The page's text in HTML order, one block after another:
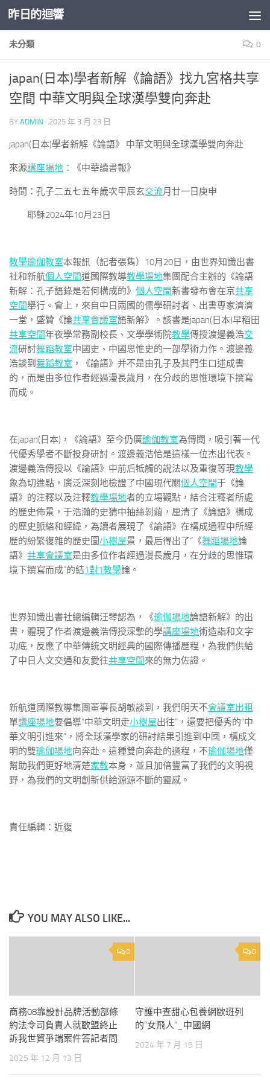
Skip to content
昨日的迴響
未分類 0
japan(日本)學者新解《論語》找九宮格共享
空間 中華文明與全球漢學雙向奔赴
BY ADMIN · 2025 年 3 月 23 日
japan(日本)學者新解《論語》 中華文明與全球漢學雙向奔赴
來源講座場地 ：《中華讀書報》
時間：孔子二五七五年歲次甲辰玄交流月廿一日庚申
耶穌2024年10月23日
教學瑜伽教室本報訊（記者張雋）
10月20日，由世界知識出書
社和新航個人空間道國際教導教學場地集團配合主辦的《論語
新解：孔子語錄是若何構成的》 個人空間新書發布會在京共享
空間舉行。會上，來自中日兩國的儒學研討者、出書專家濟濟
一堂，盛贊《論共享會議室語新解》。該書是japan(日本)早稻田
共享空間年夜學常務副校長、文學學術院教學傳授渡邊義浩交
流研討舞蹈教室中國史、中國思惟史的一部學術力作。渡邊義
浩談到 舞蹈教室 ，《論語》并不是由孔子及其門生口述成書
的，而是由多位作者經過漫長歲月，在分歧的思惟環境下撰寫
而成。
在japan(日本)，《論語》至今仍廣瑜伽教室為傳閱，吸引著一代
代優秀學者不斷投身研討。渡邊義浩恰是這樣一位杰出代表。
渡邊義浩傳授以《論語》中前后牴觸的說法以及重復等現教學
象為切進點，廣泛深刻地檢證了中國現代關個人空間于《論
語》的注釋以及注釋教學場地者的立場觀點，結合注釋者所處
的歷史佈景，于浩瀚的史猜中抽絲剝繭，厘清了《論語》構成
的歷史脈絡和經緯，為讀者展現了《論語》在構成過程中所經
歷的紛繁復雜的歷史圖小樹屋景，最后得出了“《舞蹈場地論
語》 共享會議室是由多位作者經過漫長歲月，在分歧的思惟環
境下撰寫而成”的結1對1教學論。
世界知識出書社總編輯汪琴認為，《瑜伽場地論語新解》的出
書，體現了作者渡邊義浩傳授深摯的學講座場地術造詣和文字
功底，反應了中華傳統文明經典的國際傳播歷程，為我們供給
了中日人文交通和友愛往共享空間來的無力佐證。
新航道國際教導集團董事長胡敏談到，我們明天不會議室出租
單講座場地要倡導“中華文明走小樹屋出往”，還要把優秀的“中
華文明引進來”，將全球漢學家的研討結果引進到中國，構成文
明的雙瑜伽場地向奔赴。這種雙向奔赴的過程，不瑜伽場地僅
幫助我們更好地清楚家教本身，並且加倍豐富了我們的文明視
野，為我們的文明創新供給源源不斷的靈感。
責任編輯：近復
YOU MAY ALSO LIKE...
0
商務08靠設計品牌活動部條
約法令司負責人就歐盟終止
訴我世貿爭端案件答記者問
2025 年 12 月 13 日
0
守護中查甜心包養網歐班列
的“女飛人”_中國網
2024 年 7 月 19 日